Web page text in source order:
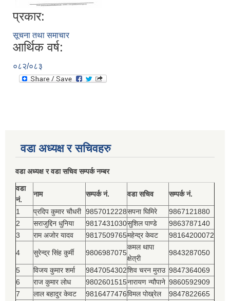
प्रकार:
सूचना तथा समाचार
आर्थिक वर्ष:
०८२/०८३
वडा अध्यक्ष र सचिवहरु
वडा अध्यक्ष र वडा सचिव सम्पर्क नम्बर
वडा
नं.
नाम सम्पर्क नं. वडा सचिव सम्पर्क नं.
1 प्रदिप कुमार चौधरी 9857012228सपना घिमिरे
9867121880
2
सराजुद्दिन धुनिया 9817431030सुशिल पाण्डे
9863787140
3
राम अजोर यादव 9817509765महेन्द्र केवट 98164200072
4 सुरेन्द्र सिंह कुर्मी 9806987075
कमल थापा
क्षेत्री
9843287050
5 विजय कुमार शर्मा 9847054302शिव चरन मुराउ 9847364069
6
राज कुमार लोध 9802601515नारायण न्यौपाने 9860592909
7
लाल बहादुर केवट 9816477476विमल पोख्रेल 9847822665